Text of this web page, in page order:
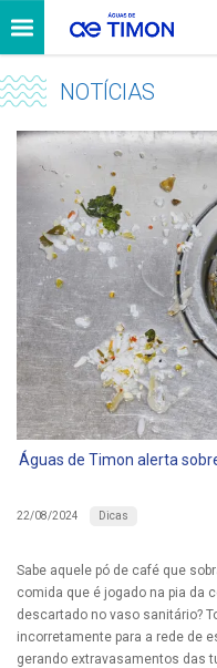
NOTÍCIAS
Águas de Timon alerta
22/08/2024 Dicas
Sabe aquele pó de café que
comida que é jogado na pia da
descartado no vaso sanitário?
incorretamente para a rede de
gerando extravasamentos das